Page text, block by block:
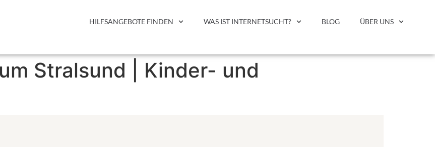
HILFSANGEBOTE FINDEN WAS IST INTERNETSUCHT? BLOG ÜBER UNS
Stralsund | Kinder- und